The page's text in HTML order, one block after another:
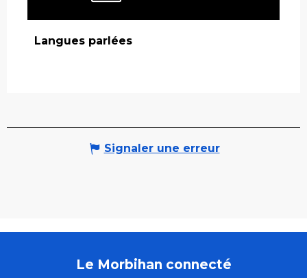
Langues parlées
Langues parlées
Signaler une erreur
Le Morbihan connecté